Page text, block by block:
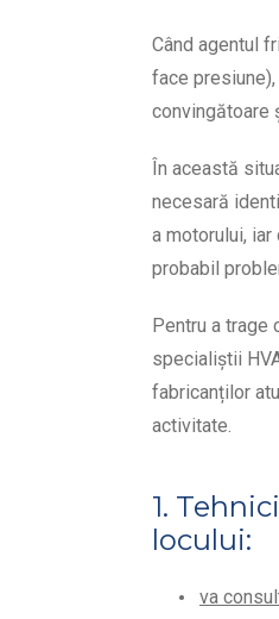
Când agentul
face
convingătoare
În această
necesară
a motorului,
probabil
Pentru a trage
specialiștii
fabricanților
activitate.
1.
locului:
va